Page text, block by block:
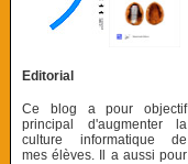
Editorial
Ce blog a pour objectif
principal d'augmenter la
culture informatique de
mes élèves. Il a aussi pour